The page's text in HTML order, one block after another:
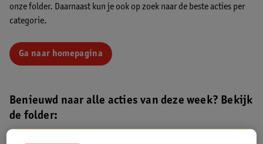
onze folder. Daarnaast kun je ook op zoek naar de beste acties per
categorie.
Ga naar homepagina
Benieuwd naar alle acties van deze week? Bekijk
de folder: